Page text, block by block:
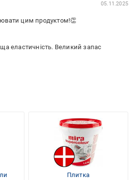
05.11.2025
цим продуктом!👏
еластичність. Великий запас
Плитка